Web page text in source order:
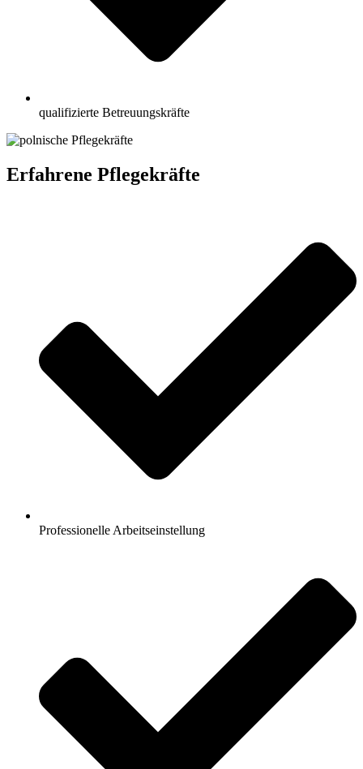
qualifizierte Betreuungskräfte
Erfahrene Pflegekräfte
Professionelle Arbeitseinstellung